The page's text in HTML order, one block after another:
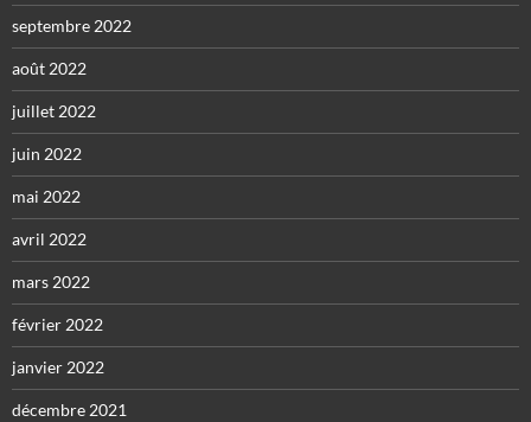
septembre 2022
août 2022
juillet 2022
juin 2022
mai 2022
avril 2022
mars 2022
février 2022
janvier 2022
décembre 2021